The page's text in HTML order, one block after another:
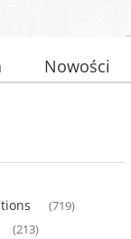
Nowości
(719)
(213)